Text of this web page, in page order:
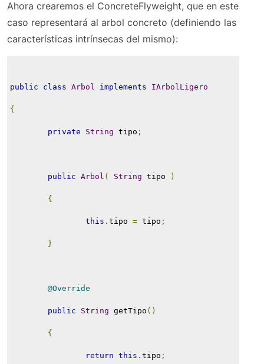
Ahora crearemos el ConcreteFlyweight, que en este
caso representará al arbol concreto (definiendo las
características intrínsecas del mismo):
public class Arbol implements IArbolLigero
{
private String tipo ;
public Arbol ( String tipo )
{
this . tipo = tipo ;
}
@Override
public String getTipo ()
{
return this . tipo ;